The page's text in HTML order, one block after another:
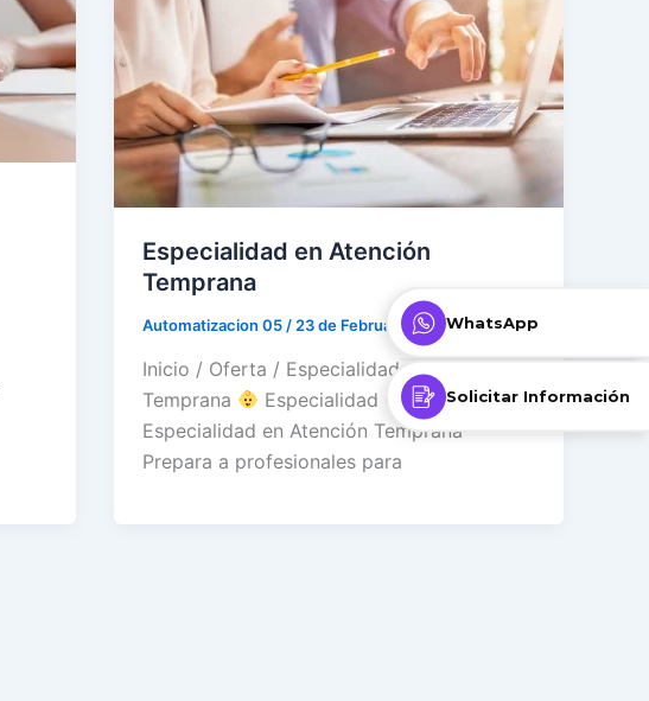
Especialidad en Atención
Temprana
Automatizacion 05 / 23 de February de 2021
Inicio / Oferta / Especialidades / Atención
Temprana
Especialidad · Educación
Especialidad en Atención Temprana
Prepara a profesionales para
WhatsApp
Solicitar Información